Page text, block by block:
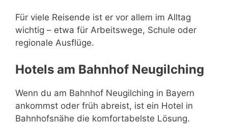
Für viele Reisende ist er vor allem im Alltag
wichtig – etwa für Arbeitswege, Schule oder
regionale Ausflüge.
Hotels am Bahnhof Neugilching
Wenn du am Bahnhof Neugilching in Bayern
ankommst oder früh abreist, ist ein Hotel in
Bahnhofsnähe die komfortabelste Lösung.